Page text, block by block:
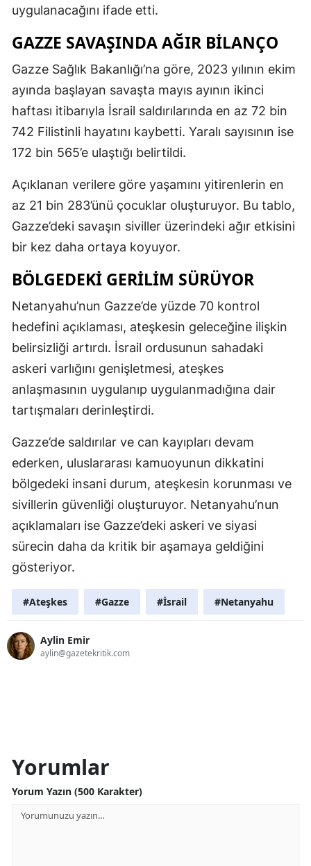
uygulanacağını ifade etti.
GAZZE SAVAŞINDA AĞIR BILANÇO
Gazze Sağlık Bakanlığı’na göre, 2023 yılının ekim
ayında başlayan savaşta mayıs ayının ikinci
haftası itibarıyla İsrail saldırılarında en az 72 bin
742 Filistinli hayatını kaybetti. Yaralı sayısının ise
172 bin 565’e ulaştığı belirtildi.
Açıklanan verilere göre yaşamını yitirenlerin en
az 21 bin 283’ünü çocuklar oluşturuyor. Bu tablo,
Gazze’deki savaşın siviller üzerindeki ağır etkisini
bir kez daha ortaya koyuyor.
BÖLGEDEKI GERILIM SÜRÜYOR
Netanyahu’nun Gazze’de yüzde 70 kontrol
hedefini açıklaması, ateşkesin geleceğine ilişkin
belirsizliği artırdı. İsrail ordusunun sahadaki
askeri varlığını genişletmesi, ateşkes
anlaşmasının uygulanıp uygulanmadığına dair
tartışmaları derinleştirdi.
Gazze’de saldırılar ve can kayıpları devam
ederken, uluslararası kamuoyunun dikkatini
bölgedeki insani durum, ateşkesin korunması ve
sivillerin güvenliği oluşturuyor. Netanyahu’nun
açıklamaları ise Gazze’deki askeri ve siyasi
sürecin daha da kritik bir aşamaya geldiğini
gösteriyor.
#Ateşkes #Gazze #İsrail #Netanyahu
Aylin Emir
aylin@gazetekritik.com
Yorumlar
Yorum Yazın (500 Karakter)